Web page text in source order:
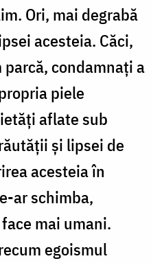
Ori, mai degrabă
acesteia. Căci,
condamnați a
piele
aflate sub
și lipsei de
acesteia în
ar schimba,
mai umani.
egoismul